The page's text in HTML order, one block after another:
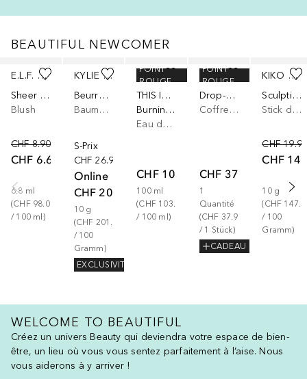
BEAUTIFUL NEWCOMER
E.L.F. COSMETICS
Sheer for it
Blush
CHF 8.90
CHF 6.67
6.8 ml
(CHF 98.09
/ 100 ml )
KYLIE SKIN
Beurre à lèvres
Baume à lèvres
S-Prix
CHF 26.99
Online
CHF 20.17
10 g
(CHF 201.70
/ 100
Gramm)
EXCLUSIVITÉ
ZADIG&VOLTAIRE
THIS IS HER!
Burning Love
Eau de parfum
CHF 103.00
100 ml
(CHF 103.00
/ 100 ml )
POINT
ROUGE
BIOTHERM
Drop-Set Pink
Coffret soin corps
CHF 37.90
1
Quantité
(CHF 37.90
/ 1 Stück)
CADEAU
POINT
ROUGE
KIKO MILANO
Sculpting Touch Creamy Stick
Stick de contouring
CHF
CHF
10 g
(CHF
/ 100
Gramm)
WELCOME TO BEAUTIFUL
Créez un univers Beauty qui deviendra votre espace de bien-
être, un lieu où vous vous sentez parfaitement à l’aise. Nous
vous aiderons à y arriver !